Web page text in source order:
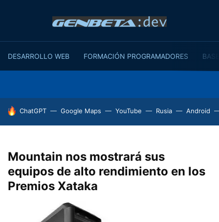
DESARROLLO WEB FORMACIÓN PROGRAMADORES
HOY SE HABLA DE
ChatGPT Google Maps YouTube Rusia Android
Mountain nos mostrará sus
equipos de alto rendimiento en los
Premios Xataka